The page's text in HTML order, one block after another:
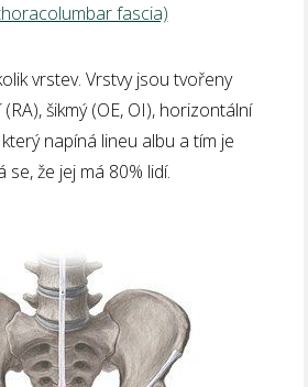
fascia)
vrstev. Vrstvy jsou tvořeny
šikmý (OE, OI), horizontální
napíná lineu albu a tím je
se, že jej má 80% lidí.